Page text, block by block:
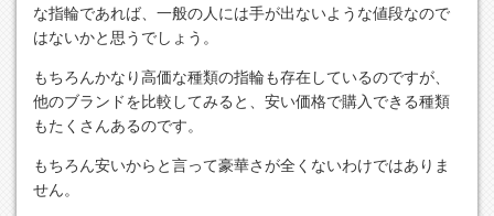
な指輪であれば、一般の人には手が出ないような値段なので
はないかと思うでしょう。
もちろんかなり高価な種類の指輪も存在しているのですが、
他のブランドを比較してみると、安い価格で購入できる種類
もたくさんあるのです。
もちろん安いからと言って豪華さが全くないわけではありま
せん。